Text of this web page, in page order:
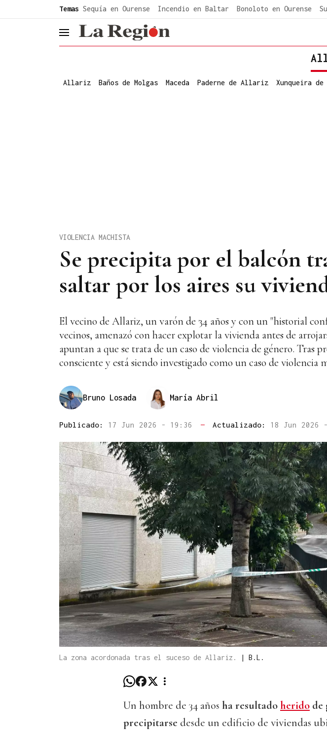
Temas Sequía en Ourense Incendio en Baltar Bonoloto en Ourense
header.menu.open
Allariz Baños de Molgas Maceda Paderne de Allariz Xunqueira de
Se precipita por el balcón
saltar por los aires su
VIOLENCIA MACHISTA
El vecino de Allariz, un varón de 34 años y con un "historial
vecinos, amenazó con hacer explotar la vivienda antes de
apuntan a que se trata de un caso de violencia de género. Tras
consciente y está siendo investigado como un caso de violencia
Bruno Losada María Abril
Publicado: 17 Jun 2026 - 19:36 — Actualizado: 18 Jun 2026
La zona acordonada tras el suceso de Allariz. | B.L.
Un hombre de 34 años ha resultadoherido de
precipitarse desde un edificio de viviendas